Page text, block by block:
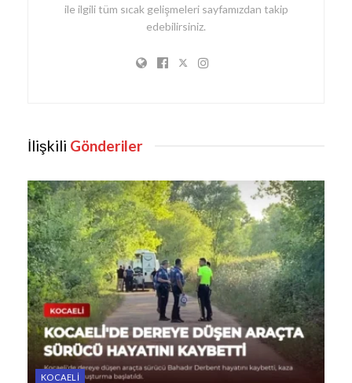
ile ilgili tüm sıcak gelişmeleri sayfamızdan takip
edebilirsiniz.
İlişkili Gönderiler
KOCAELI